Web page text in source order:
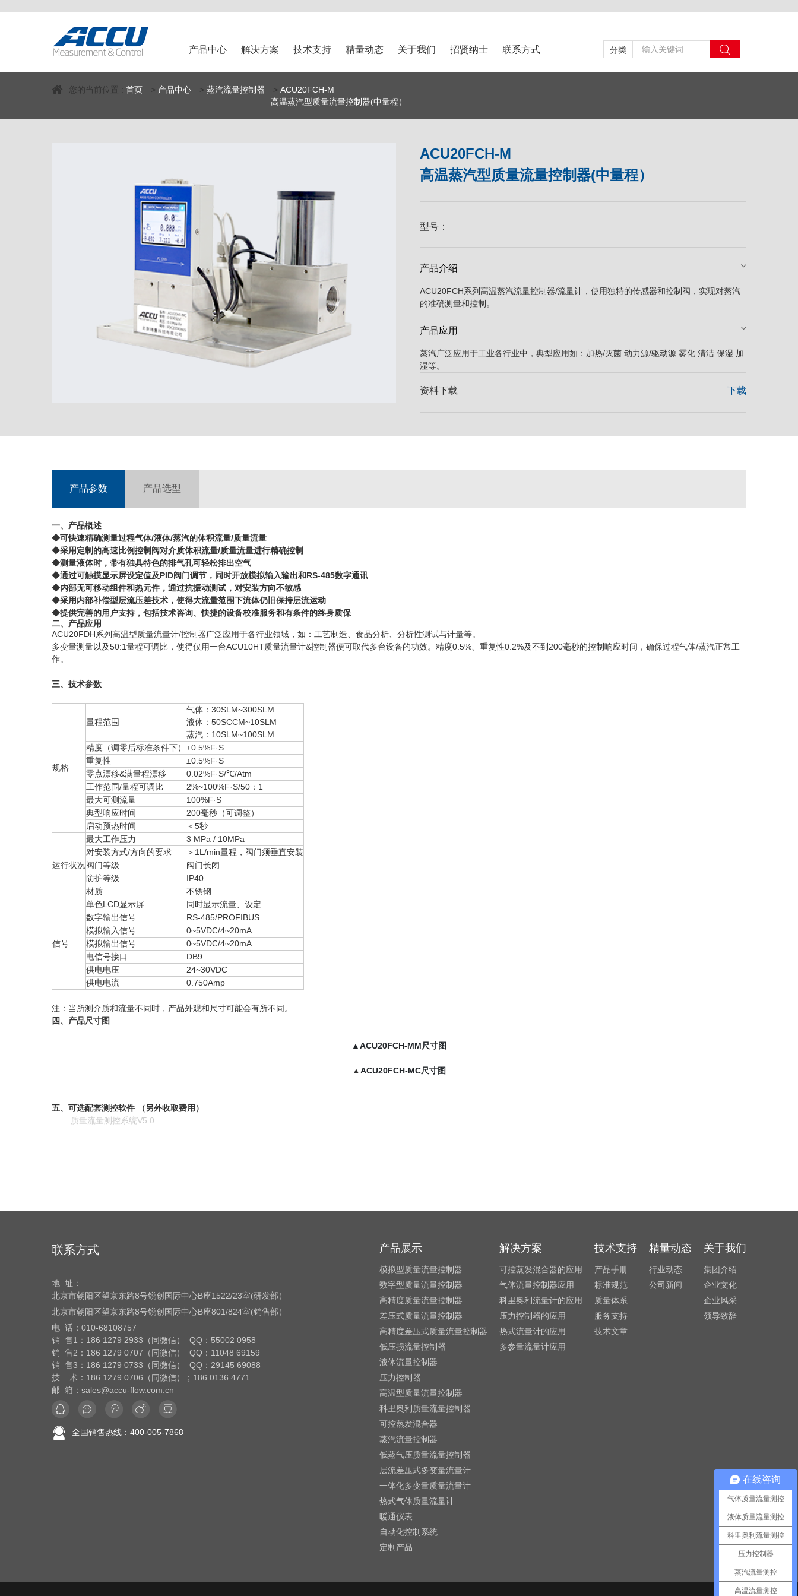
产品中心 解决方案 技术支持 精量动态 关于我们 招贤纳士 联系方式 分类
您的当前位置 : 首页 > 产品中心 > 蒸汽流量控制器 > ACU20FCH-M
高温蒸汽型质量流量控制器(中量程）
ACU20FCH-M
高温蒸汽型质量流量控制器(中量程）
型号：
产品介绍
ACU20FCH系列高温蒸汽流量控制器/流量计，使用独特的传感器和控制阀，实现对蒸汽
的准确测量和控制。
产品应用
蒸汽广泛应用于工业各行业中，典型应用如：加热/灭菌 动力源/驱动源 雾化 清洁 保湿 加
湿等。
资料下载 下载
产品参数 产品选型
一、产品概述
◆可快速精确测量过程气体/液体/蒸汽的体积流量/质量流量
◆采用定制的高速比例控制阀对介质体积流量/质量流量进行精确控制
◆测量液体时，带有独具特色的排气孔可轻松排出空气
◆通过可触摸显示屏设定值及PID阀门调节，同时开放模拟输入输出和RS-485数字通讯
◆内部无可移动组件和热元件，通过抗振动测试，对安装方向不敏感
◆采用内部补偿型层流压差技术，使得大流量范围下流体仍旧保持层流运动
◆提供完善的用户支持，包括技术咨询、快捷的设备校准服务和有条件的终身质保
二、产品应用
ACU20FDH系列高温型质量流量计/控制器广泛应用于各行业领域，如：工艺制造、食品分析、分析性测试与计量等。
多变量测量以及50:1量程可调比，使得仅用一台ACU10HT质量流量计&控制器便可取代多台设备的功效。精度0.5%、重复性0.2%及不到200毫秒的控制响应时间，确保过程气体/蒸汽正常工
作。
三、技术参数
规格
量程范围
气体：30SLM~300SLM
液体：50SCCM~10SLM
蒸汽：10SLM~100SLM
精度（调零后标准条件下） ±0.5%F·S
重复性
±0.5%F·S
零点漂移&满量程漂移
0.02%F·S/℃/Atm
工作范围/量程可调比
2%~100%F·S/50：1
最大可测流量
100%F·S
典型响应时间
200毫秒（可调整）
启动预热时间
＜5秒
运行状况
最大工作压力
3 MPa / 10MPa
对安装方式/方向的要求
＞1L/min量程，阀门须垂直安装
阀门等级
阀门长闭
防护等级
IP40
材质
不锈钢
信号
单色LCD显示屏
同时显示流量、设定
数字输出信号
RS-485/PROFIBUS
模拟输入信号
0~5VDC/4~20mA
模拟输出信号
0~5VDC/4~20mA
电信号接口
DB9
供电电压
24~30VDC
供电电流
0.750Amp
注： 当所测介质和流量不同时，产品外观和尺寸可能会有所不同。
四、 产品尺寸图
▲ACU20FCH-MM尺寸图
▲ACU20FCH-MC尺寸图
五、可选配套测控软件 （另外收取费用）
质量流量测控系统V5.0
联系方式
地 址：
北京市朝阳区望京东路8号锐创国际中心B座1522/23室(研发部）
北京市朝阳区望京东路8号锐创国际中心B座801/824室(销售部）
电 话： 010-68108757
销 售1：186 1279 2933（同微信） QQ：55002 0958
销 售2：186 1279 0707（同微信） QQ：11048 69159
销 售3：186 1279 0733（同微信） QQ：29145 69088
技 术：186 1279 0706（同微信）；186 0136 4771
邮 箱：sales@accu-flow.com.cn
全国销售热线：400-005-7868
产品展示
模拟型质量流量控制器
数字型质量流量控制器
高精度质量流量控制器
差压式质量流量控制器
高精度差压式质量流量控制器
低压损流量控制器
液体流量控制器
压力控制器
高温型质量流量控制器
科里奥利质量流量控制器
可控蒸发混合器
蒸汽流量控制器
低蒸气压质量流量控制器
层流差压式多变量流量计
一体化多变量质量流量计
热式气体质量流量计
暖通仪表
自动化控制系统
定制产品
解决方案
可控蒸发混合器的应用
气体流量控制器应用
科里奥利流量计的应用
压力控制器的应用
热式流量计的应用
多参量流量计应用
技术支持
产品手册
标准规范
质量体系
服务支持
技术文章
精量动态
行业动态
公司新闻
关于我们
集团介绍
企业文化
企业风采
领导致辞
在线咨询
气体质量流量测控
液体质量流量测控
科里奥利流量测控
压力控制器
蒸汽流量测控
高温流量测控